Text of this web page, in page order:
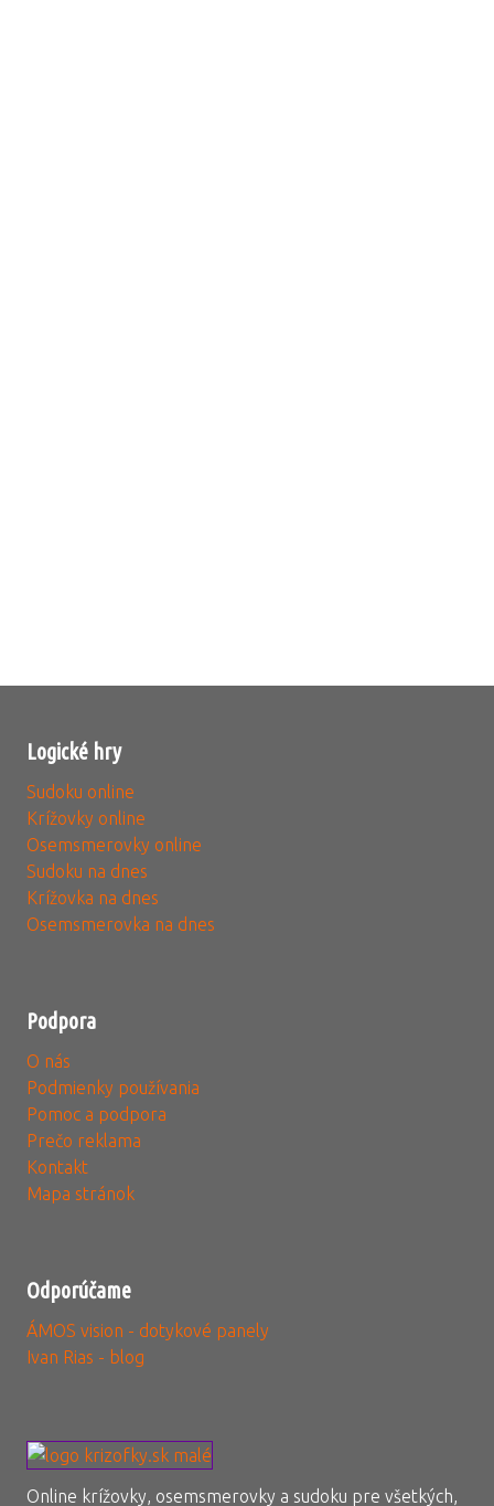
Logické hry
Sudoku online
Krížovky online
Osemsmerovky online
Sudoku na dnes
Krížovka na dnes
Osemsmerovka na dnes
Podpora
O nás
Podmienky používania
Pomoc a podpora
Prečo reklama
Kontakt
Mapa stránok
Odporúčame
ÁMOS vision - dotykové panely
Ivan Rias - blog
Online krížovky, osemsmerovky a sudoku pre všetkých,